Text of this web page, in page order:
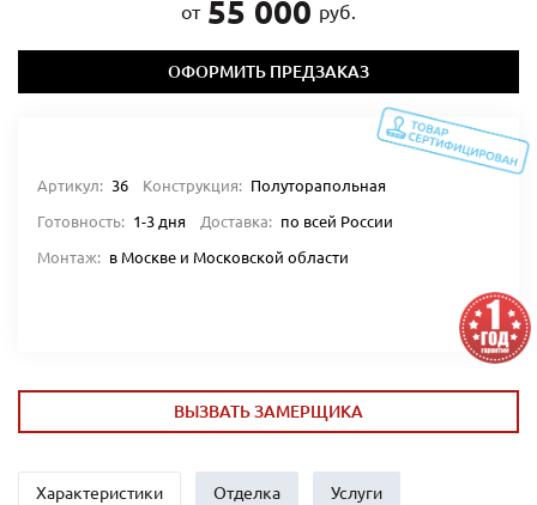
от 55 000 руб.
ОФОРМИТЬ ПРЕДЗАКАЗ
Артикул: 36 Конструкция: Полуторапольная
Готовность: 1-3 дня Доставка: по всей России
Монтаж: в Москве и Московской области
ВЫЗВАТЬ ЗАМЕРЩИКА
Характеристики Отделка Услуги